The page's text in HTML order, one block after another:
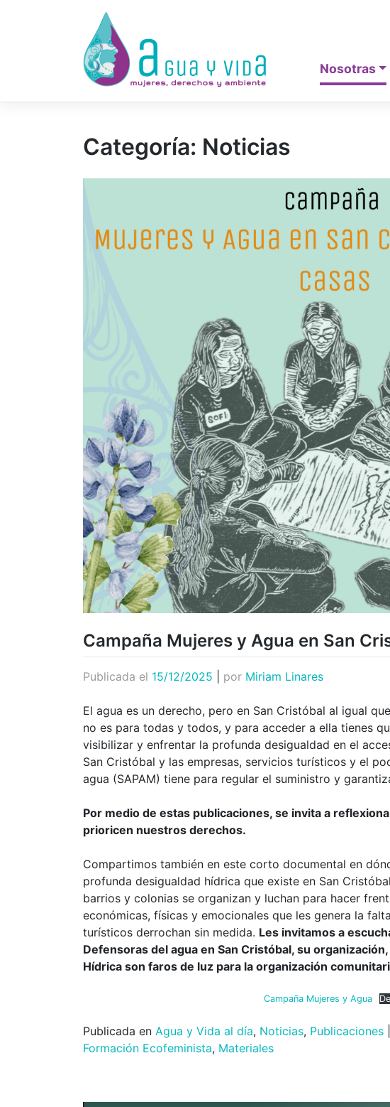
Nosotras
Categoría: Noticias
Campaña Mujeres y Agua en San
Publicada el 15/12/2025 por Miriam Linares
El agua es un derecho, pero en San Cristóbal al igual
no es para todas y todos, y para acceder a ella tienes
visibilizar y enfrentar la profunda desigualdad en el
San Cristóbal y las empresas, servicios turísticos y el
agua (SAPAM) tiene para regular el suministro y
Por medio de estas publicaciones, se invita a
prioricen nuestros derechos.
Compartimos también en este corto documental en
profunda desigualdad hídrica que existe en San
barrios y colonias se organizan y luchan para hacer
económicas, físicas y emocionales que les genera la
turísticos derrochan sin medida. Les invitamos a
Defensoras del agua en San Cristóbal, su
Hídrica son faros de luz para la organización
Campaña Mujeres y Agua
Publicada en Agua y Vida al día, Noticias, Publicaciones
Formación Ecofeminista, Materiales